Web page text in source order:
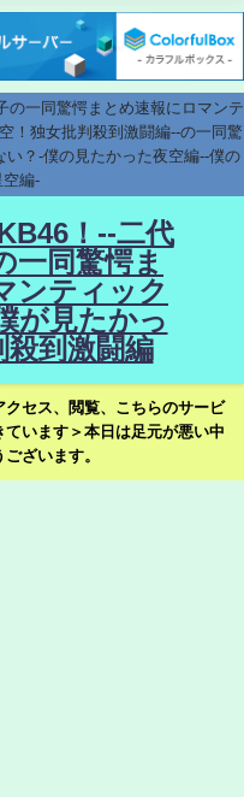
の一同驚愕まとめ速報にロマンテ
！独女批判殺到激闘編--の一同驚
？-僕の見たかった夜空編--僕の
空編-
！--二代
一同驚愕ま
ンティック
が見たかっ
殺到激闘編
セス、閲覧、こちらのサービ
います＞本日は足元が悪い中
ざいます。